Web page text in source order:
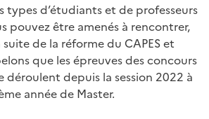
types d’étudiants et de professeurs
pouvez être amenés à rencontrer,
de la réforme du CAPES et
que les épreuves des concours
déroulent depuis la session 2022 à
année de Master.